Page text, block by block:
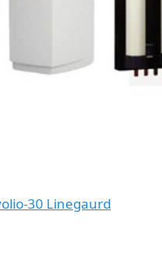
30 Linegaurd